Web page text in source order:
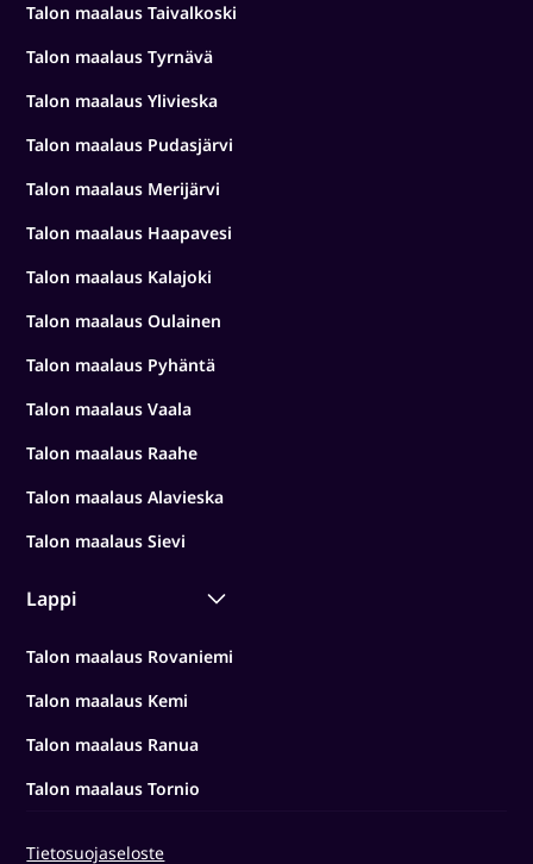
Talon maalaus Taivalkoski
Talon maalaus Tyrnävä
Talon maalaus Ylivieska
Talon maalaus Pudasjärvi
Talon maalaus Merijärvi
Talon maalaus Haapavesi
Talon maalaus Kalajoki
Talon maalaus Oulainen
Talon maalaus Pyhäntä
Talon maalaus Vaala
Talon maalaus Raahe
Talon maalaus Alavieska
Talon maalaus Sievi
Lappi
Talon maalaus Rovaniemi
Talon maalaus Kemi
Talon maalaus Ranua
Talon maalaus Tornio
Tietosuojaseloste